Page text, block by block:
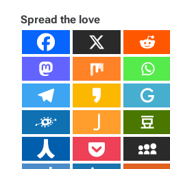
Spread the love